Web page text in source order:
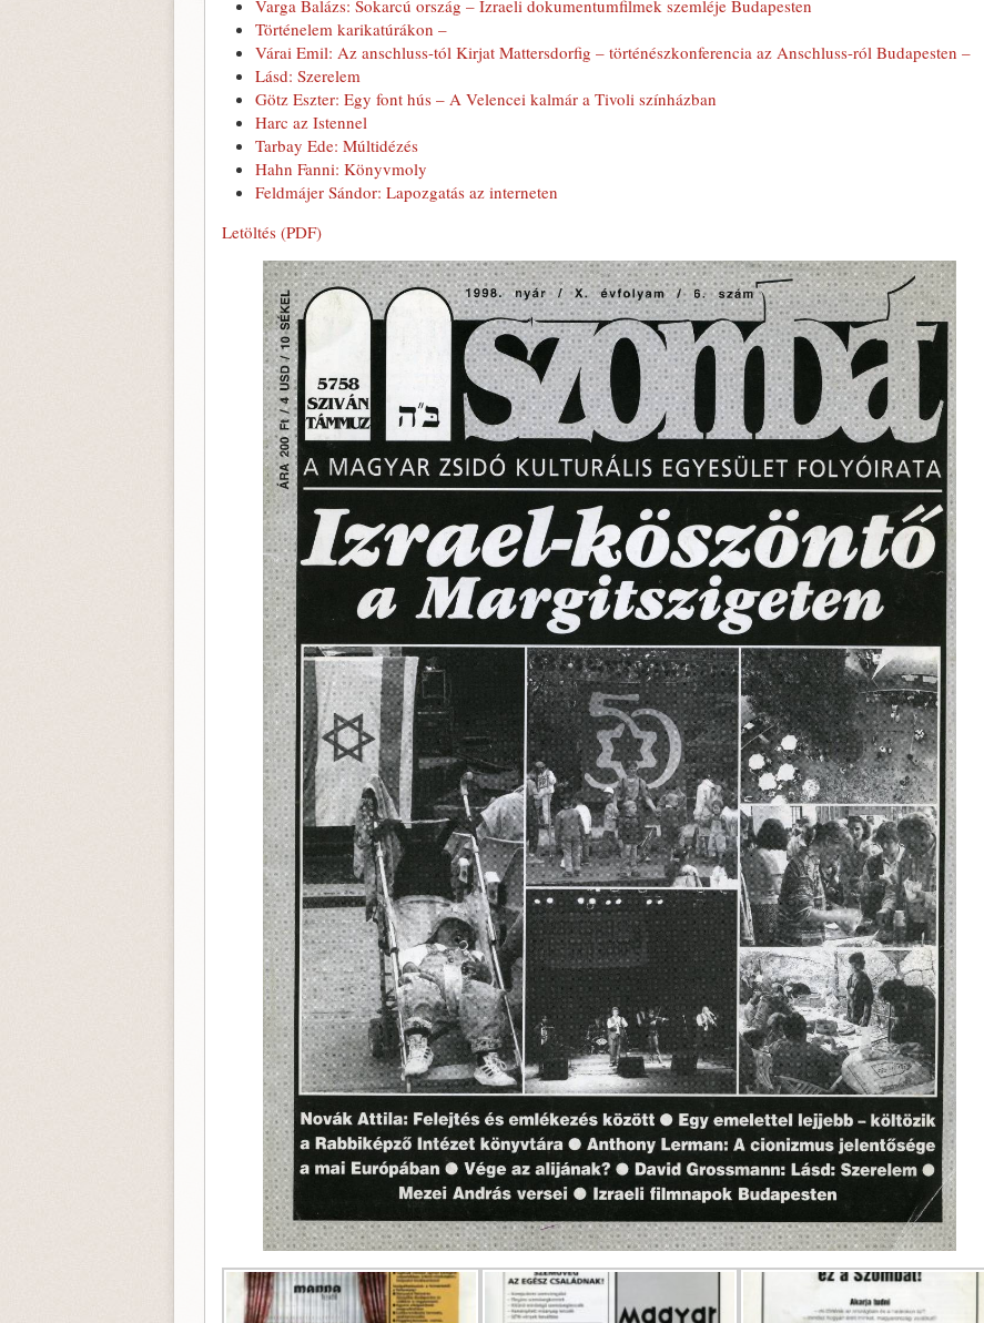
Varga Balázs: Sokarcú ország – Izraeli dokumentumfilmek szemléje Budapesten
Történelem karikatúrákon –
Várai Emil: Az anschluss-tól Kirjat Mattersdorfig – történészkonferencia az Anschluss-ról Budapesten –
Lásd: Szerelem
Götz Eszter: Egy font hús – A Velencei kalmár a Tivoli színházban
Harc az Istennel
Tarbay Ede: Múltidézés
Hahn Fanni: Könyvmoly
Feldmájer Sándor: Lapozgatás az interneten
Letöltés (PDF)
EMLÉKTÁBLÁT ÁLLÍTOTTAK
A KÖRÖSTARCSÁRÓL
ELHURCOLT ZSIDÓSÁG
TISZTELETÉRE